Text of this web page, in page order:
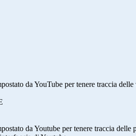
da YouTube per tenere traccia
da Youtube per tenere traccia